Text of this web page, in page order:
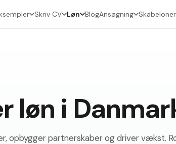
Skriv CV Løn BlogAnsøgning Skabeloner
løn i
opbygger partnerskaber og driver vækst.